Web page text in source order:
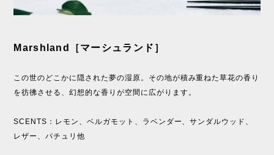
Marshland［マーシュランド］
この世のどこかに隠された夢の湿原。その地が積み重ねた草花の香り
を彷彿させる、幻想的な香りが空間に広がります。
SCENTS：レモン、ベルガモット、ラベンダー、サンダルウッド、
レザー、パチュリ他